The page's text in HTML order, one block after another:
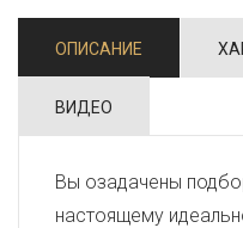
ОПИСАНИЕ
ВИДЕО
Вы озадачены
настоящему